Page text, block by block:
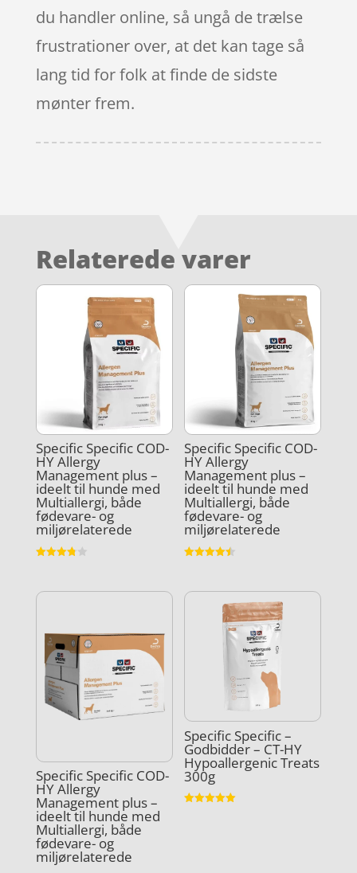
du handler online, så ungå de trælse
frustrationer over, at det kan tage så
lang tid for folk at finde de sidste
mønter frem.
Relaterede varer
Specific Specific COD-
HY Allergy
Management plus –
ideelt til hunde med
Multiallergi, både
fødevare- og
miljørelaterede
Specific Specific COD-
HY Allergy
Management plus –
ideelt til hunde med
Multiallergi, både
fødevare- og
miljørelaterede
Specific Specific COD-
HY Allergy
Management plus –
ideelt til hunde med
Multiallergi, både
fødevare- og
miljørelaterede
Specific Specific –
Godbidder – CT-HY
Hypoallergenic Treats
300g